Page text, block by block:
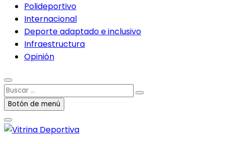
Polideportivo
Internacional
Deporte adaptado e inclusivo
Infraestructura
Opinión
Buscar
…Botón de menú